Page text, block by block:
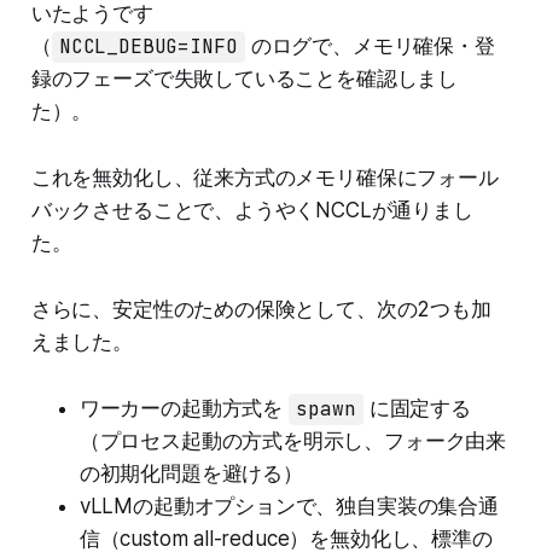
いたようです
（ NCCL_DEBUG=INFO のログで、メモリ確保・登
録のフェーズで失敗していることを確認しまし
た）。
これを無効化し、従来方式のメモリ確保にフォール
バックさせることで、ようやくNCCLが通りまし
た。
さらに、安定性のための保険として、次の2つも加
えました。
ワーカーの起動方式を spawn
に固定する
（プロセス起動の方式を明示し、フォーク由来
の初期化問題を避ける）
vLLMの起動オプションで、独自実装の集合通
信（custom all-reduce）を無効化し、標準の